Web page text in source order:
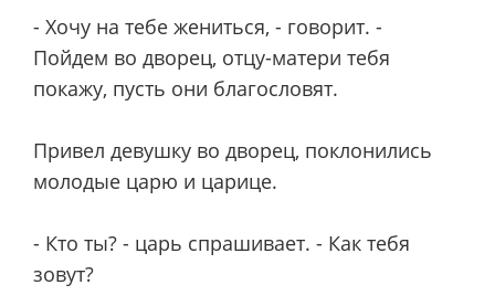
- Хочу на тебе жениться, - говорит. -
Пойдем во дворец, отцу-матери тебя
покажу, пусть они благословят.
Привел девушку во дворец, поклонились
молодые царю и царице.
- Кто ты? - царь спрашивает. - Как тебя
зовут?